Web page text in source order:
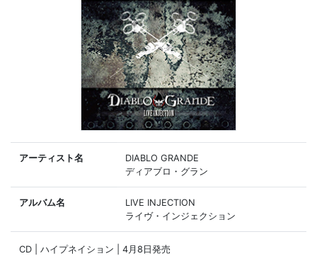
アーティスト名
DIABLO GRANDE
ディアブロ・グラン
アルバム名
LIVE INJECTION
ライヴ・インジェクション
CD | ハイプネイション | 4月8日発売